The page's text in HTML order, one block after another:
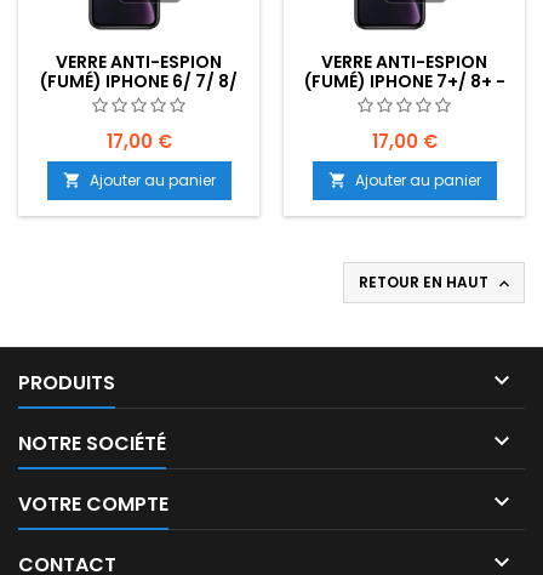
VERRE ANTI-ESPION
(FUMÉ) IPHONE 6/ 7/ 8/
SE - EMPLACEMENT : Z02-
B20-E03
17,00 €
 Ajouter au panier
VERRE ANTI-ESPION
(FUMÉ) IPHONE 7+/ 8+ -
EMPLACEMENT : Z02-
B20-E03
17,00 €
 Ajouter au panier
RETOUR EN HAUT 
PRODUITS 
NOTRE SOCIÉTÉ 
VOTRE COMPTE 
CONTACT 